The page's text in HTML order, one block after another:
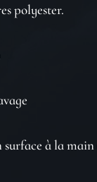
polyester.
surface à la